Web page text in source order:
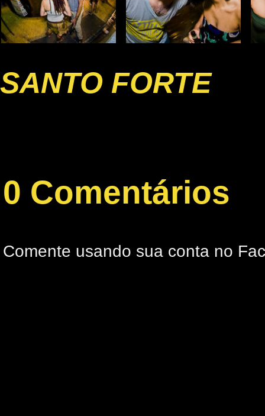
SANTO FORTE
0 Comentários
Comente usando sua conta no